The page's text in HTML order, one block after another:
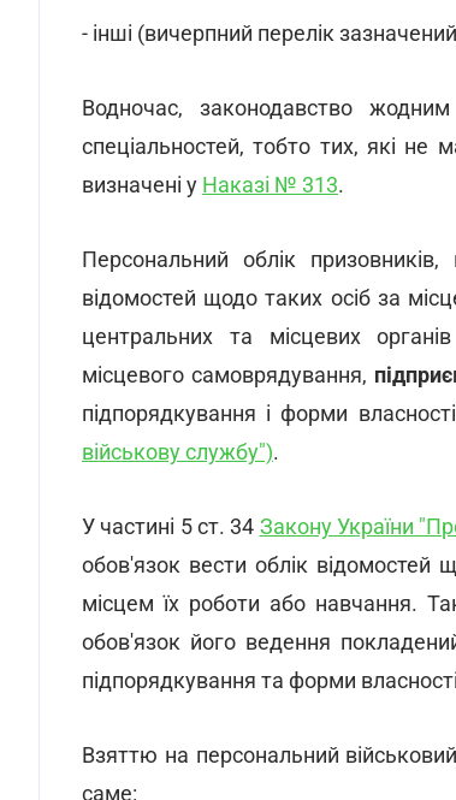
- інші (вичерпний перелік
Водночас, законодавство
спеціальностей, тобто тих, які не
визначені у Наказі № 313.
Персональний облік призовників,
відомостей щодо таких осіб за
центральних та місцевих
місцевого самоврядування,
підпорядкування і форми
військову службу").
У частині 5 ст. 34 Закону України
обов'язок вести облік відомостей
місцем їх роботи або навчання.
обов'язок його ведення
підпорядкування та форми
Взяттю на персональний
саме: